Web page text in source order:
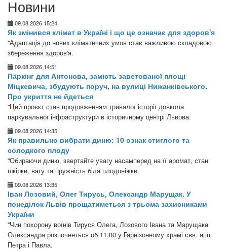
Новини
09.08.2026 15:24
Як змінився клімат в Україні і що це означає для здоров'я
"Адаптація до нових кліматичних умов стає важливою складовою
збереження здоров'я.
09.08.2026 14:51
Паркінг для Антонова, замість заветованої площі
Міцкевича, збудують поруч, на вулиці Нижанківського.
Про укриття не йдеться
"Цей проєкт став продовженням тривалої історії довкола
паркувальної інфраструктури в історичному центрі Львова.
09.08.2026 14:35
Як правильно вибрати диню: 10 ознак стиглого та
солодкого плоду
"Обираючи диню, звертайте увагу насамперед на її аромат, стан
шкірки, вагу та пружність біля плодоніжки.
09.08.2026 13:35
Іван Лозовий, Олег Тирусь, Олександр Марущак. У
понеділок Львів прощатиметься з трьома захисниками
України
"Чин похорону воїнів Тируся Олега, Лозового Івана та Марущака
Олександра розпочнеться об 11:00 у Гарнізонному храмі свв. апп.
Петра і Павла.